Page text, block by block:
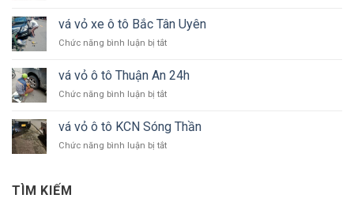
24h
Dương
vỏ
xe
ô
KCN
vá vỏ xe ô tô Bắc Tân Uyên
Chức năng bình luận bị tắtở
vỏ
xe
ô
Bắc
Tân
Uyên
vá vỏ ô tô Thuận An 24h
Chức năng bình luận bị tắtở
ô
tô
vá vỏ ô tô KCN Sóng Thần
Chức năng bình luận bị tắtở
TÌM KIẾM